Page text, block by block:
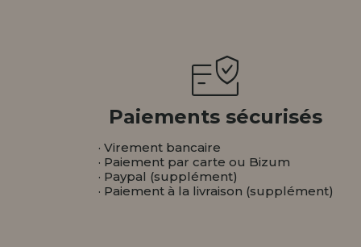
Paiements sécurisés
· Virement bancaire
· Paiement par carte ou Bizum
· Paypal (supplément)
· Paiement à la livraison (supplément)